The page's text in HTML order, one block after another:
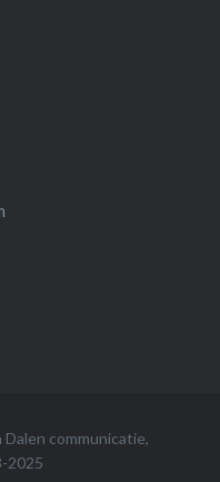
Dalen communicatie,
2025